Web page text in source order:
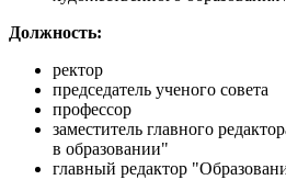
Должность:
ректор
председатель ученого совета
профессор
заместитель главного
в образовании"
главный редактор